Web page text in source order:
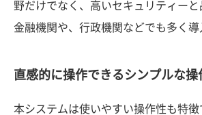
野だけでなく、高いセキュリティー
金融機関や、行政機関などでも多く導
直感的に操作できるシンプルな操
本システムは使いやすい操作性も特